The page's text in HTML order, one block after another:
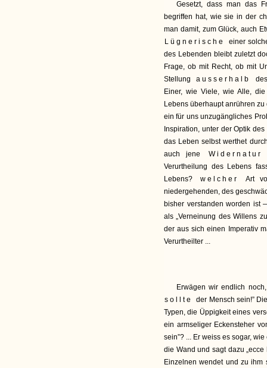
Gesetzt, dass man das
begriffen hat, wie sie in der
man damit, zum Glück, auch
Lügnerische einer
des Lebenden bleibt zuletzt
Frage, ob mit Recht, ob mit
Stellung
ausserhalb
Einer, wie Viele, wie Alle,
Lebens überhaupt anrühren
ein für uns unzugängliches
Inspiration, unter der Optik
das Leben selbst werthet
auch jene
Verurtheilung des Lebens
Lebens? welcher Art
niedergehenden, des
bisher verstanden worden ist
als „Verneinung des Willens
der aus sich einen Imperativ
Verurtheilter ...
Erwägen wir endlich
sollteder Mensch sein!”
Typen, die Üppigkeit eines
ein armseliger Eckensteher
sein”? ... Er weiss es sogar,
die Wand und sagt dazu
Einzelnen wendet und zu ihm